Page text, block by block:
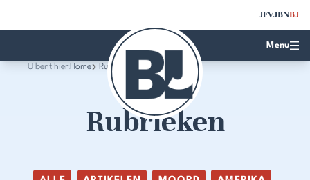
JFVJBNBJ
Menu
U bent hier:Home Rubrieken
Rubrieken